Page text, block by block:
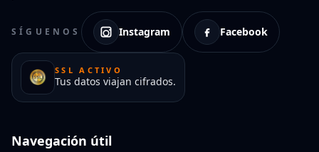
SÍGUENOS Instagram Facebook
SSL ACTIVO
Tus datos viajan cifrados.
Navegación útil